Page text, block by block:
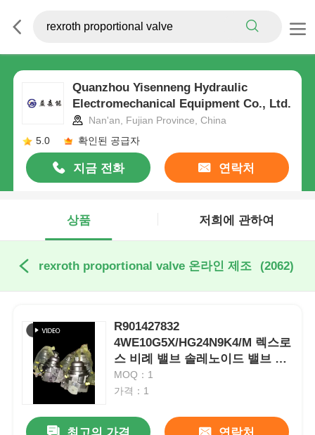
Quanzhou Yisenneng Hydraulic
Electromechanical Equipment Co., Ltd.
Nan'an, Fujian Province, China
5.0
확인된 공급자
지금 전화 연락처
상품 저희에 관하여
rexroth proportional valve 온라인 제조 (2062)
R901427832
4WE10G5X/HG24N9K4/M 렉스로
스 비례 밸브 솔레노이드 밸브 수
압 플랑저 기어 펌프
MOQ：1
가격：1